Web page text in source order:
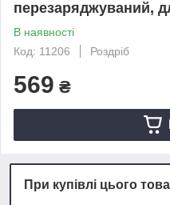
перезаряджуваний,
В наявності
Код: 11206
Роздріб
569 ₴
При купівлі цього